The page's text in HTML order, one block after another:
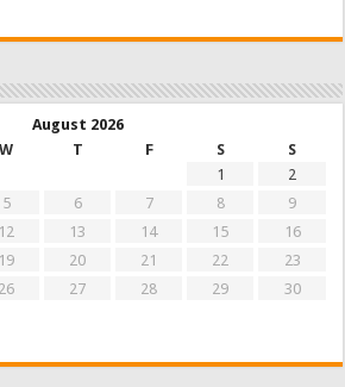
August 2026
W T F S
S
1
2
5 6 7 8
9
12 13 14 15
16
19 20 21 22
23
26 27 28 29
30